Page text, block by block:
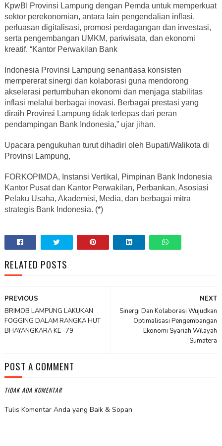
KpwBI Provinsi Lampung dengan Pemda untuk memperkuat
sektor perekonomian, antara lain pengendalian inflasi,
perluasan digitalisasi, promosi perdagangan dan investasi,
serta pengembangan UMKM, pariwisata, dan ekonomi
kreatif. “Kantor Perwakilan Bank
Indonesia Provinsi Lampung senantiasa konsisten
mempererat sinergi dan kolaborasi guna mendorong
akselerasi pertumbuhan ekonomi dan menjaga stabilitas
inflasi melalui berbagai inovasi. Berbagai prestasi yang
diraih Provinsi Lampung tidak terlepas dari peran
pendampingan Bank Indonesia,” ujar jihan.
Upacara pengukuhan turut dihadiri oleh Bupati/Walikota di
Provinsi Lampung,
FORKOPIMDA, Instansi Vertikal, Pimpinan Bank Indonesia
Kantor Pusat dan Kantor Perwakilan, Perbankan, Asosiasi
Pelaku Usaha, Akademisi, Media, dan berbagai mitra
strategis Bank Indonesia. (*)
RELATED POSTS
NEXT
Sinergi Dan Kolaborasi Wujudkan
Optimalisasi Pengembangan
Ekonomi Syariah Wilayah
Sumatera
PREVIOUS
BRIMOB LAMPUNG LAKUKAN
FOGGING DALAM RANGKA HUT
BHAYANGKARA KE -79
POST A COMMENT
TIDAK ADA KOMENTAR
Tulis Komentar Anda yang Baik & Sopan